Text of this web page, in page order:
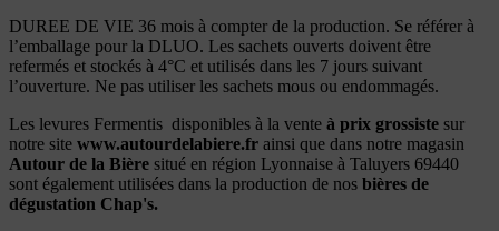
DUREE DE VIE 36 mois à compter de la production. Se référer à
l’emballage pour la DLUO. Les sachets ouverts doivent être
refermés et stockés à 4°C et utilisés dans les 7 jours suivant
l’ouverture. Ne pas utiliser les sachets mous ou endommagés.
Les levures Fermentis disponibles à la vente à prix grossiste sur
notre site www.autourdelabiere.fr ainsi que dans notre magasin
Autour de la Bière situé en région Lyonnaise à Taluyers 69440
sont également utilisées dans la production de nos bières de
dégustation Chap's.